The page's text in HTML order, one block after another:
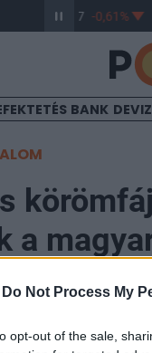
Do Not Process My
opt-out of the sale,
363,17 -0,61%
BANK
a